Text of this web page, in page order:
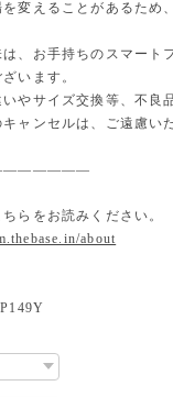
を変えることがあるため
は、お手持ちのスマート
います。
いやサイズ交換等、不良
キャンセルは、ご遠慮い
らをお読みください。
about